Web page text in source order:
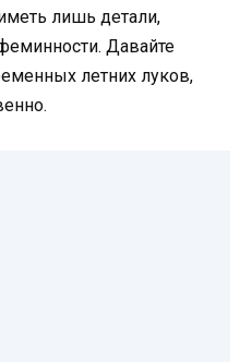
лишь детали,
Давайте
летних луков,